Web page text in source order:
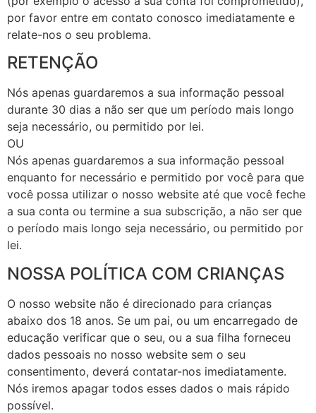
por favor entre em contato conosco imediatamente e
relate-nos o seu problema.
RETENÇÃO
Nós apenas guardaremos a sua informação pessoal
durante 30 dias a não ser que um período mais longo
seja necessário, ou permitido por lei.
OU
Nós apenas guardaremos a sua informação pessoal
enquanto for necessário e permitido por você para que
você possa utilizar o nosso website até que você feche
a sua conta ou termine a sua subscrição, a não ser que
o período mais longo seja necessário, ou permitido por
lei.
NOSSA POLÍTICA COM CRIANÇAS
O nosso website não é direcionado para crianças
abaixo dos 18 anos. Se um pai, ou um encarregado de
educação verificar que o seu, ou a sua filha forneceu
dados pessoais no nosso website sem o seu
consentimento, deverá contatar-nos imediatamente.
Nós iremos apagar todos esses dados o mais rápido
possível.